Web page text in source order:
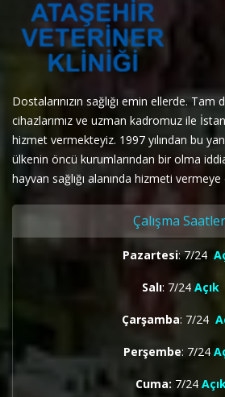
Dostalarınızın sağlığı emin ellerde. Tam
cihazlarımız ve uzman kadromuz ile
hizmet vermekteyiz. 1997 yılından bu
ülkenin öncü kurumlarından bir olma
hayvan sağlığı alanında hizmeti
Çalışma
Pazartesi: 7/24
Salı: 7/24 Açık
Çarşamba: 7/24
Perşembe: 7/24
Cuma: 7/24